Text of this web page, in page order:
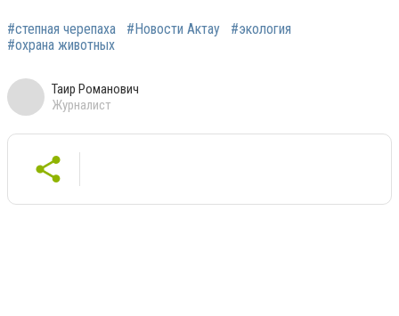
#степная черепаха #Новости Актау
#экология
#охрана животных
Таир Романович
Журналист